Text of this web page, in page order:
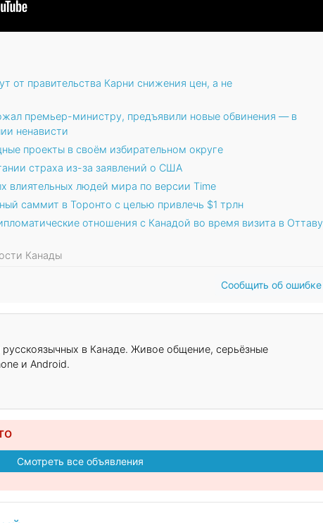
от правительства Карни снижения цен, а не
премьер-министру, предъявили новые обвинения — в
ненависти
проекты в своём избирательном округе
страха из-за заявлений о США
влиятельных людей мира по версии Time
саммит в Торонто с целью привлечь $1 трлн
отношения с Канадой во время визита в Оттаву
Канады
Сообщить об ошибке
в Канаде. Живое общение, серьёзные
и Android.
Смотреть все объявления